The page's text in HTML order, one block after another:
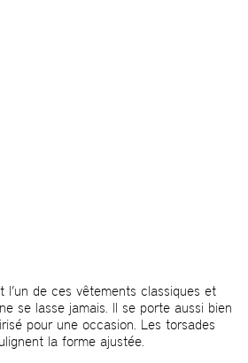
l’un de ces vêtements classiques et
se lasse jamais. Il se porte aussi bien
pour une occasion. Les torsades
la forme ajustée.